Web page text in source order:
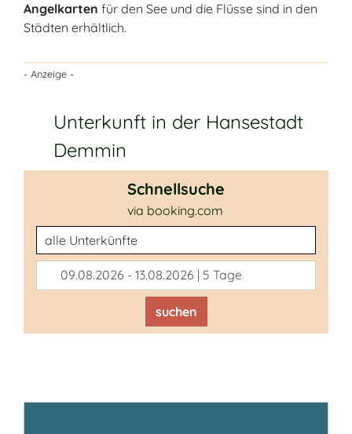
Angelkarten für den See und die Flüsse sind in den
Städten erhältlich.
- Anzeige -
Unterkunft in der Hansestadt
Demmin
Schnellsuche
via booking.com
Unterkunftsart
09.08.2026 - 13.08.2026 | 5 Tage
suchen